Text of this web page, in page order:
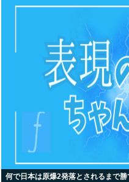
何で日本は原爆2発落とされるまで